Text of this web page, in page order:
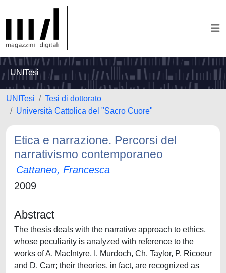
UNITesi
UNITesi
Tesi di dottorato
Università Cattolica del "Sacro Cuore"
Etica e narrazione. Percorsi del
narrativismo contemporaneo
Cattaneo, Francesca
2009
Abstract
The thesis deals with the narrative approach to ethics,
whose peculiarity is analyzed with reference to the
works of A. MacIntyre, I. Murdoch, Ch. Taylor, P. Ricoeur
and D. Carr; their theories, in fact, are recognized as